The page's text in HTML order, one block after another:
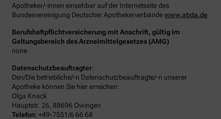
Apotheker/-innen einsehbar auf der Internetseite des
Bundesvereinigung Deutscher Apothekerverbändewww.abda.de
Berufshaftpflichtversicherung mit Anschrift, gültig im
Geltungsbereich des Arzneimittelgesetzes (AMG)
none
Datenschutzbeauftragter:
Den/Die betriebliche/-n Datenschutzbeauftragte/-n unserer
Apotheke können Sie hier erreichen:
Olga Knack
Hauptstr. 26, 88696 Owingen
Telefon: +49-7551/6 66 68